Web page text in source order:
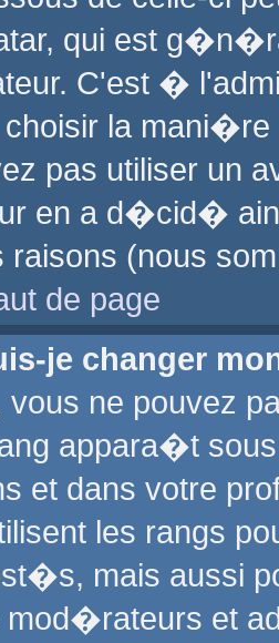
qui est
C'est �
la
pas utiliser un
en a d�cid�
raisons (nous
de page
je changer
ne pouvez
appara�t
et dans votre
les rangs
mais aussi
mod�rateurs et